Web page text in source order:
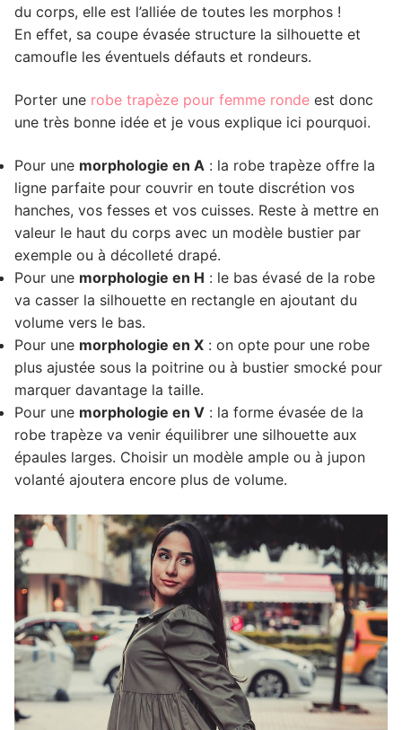
du corps, elle est l’alliée de toutes les morphos !
En effet, sa coupe évasée structure la silhouette et
camoufle les éventuels défauts et rondeurs.
Porter une robe trapèze pour femme ronde est donc
une très bonne idée et je vous explique ici pourquoi.
Pour une morphologie en A : la robe trapèze offre la
ligne parfaite pour couvrir en toute discrétion vos
hanches, vos fesses et vos cuisses. Reste à mettre en
valeur le haut du corps avec un modèle bustier par
exemple ou à décolleté drapé.
Pour une morphologie en H : le bas évasé de la robe
va casser la silhouette en rectangle en ajoutant du
volume vers le bas.
Pour une morphologie en X : on opte pour une robe
plus ajustée sous la poitrine ou à bustier smocké pour
marquer davantage la taille.
Pour une morphologie en V : la forme évasée de la
robe trapèze va venir équilibrer une silhouette aux
épaules larges. Choisir un modèle ample ou à jupon
volanté ajoutera encore plus de volume.